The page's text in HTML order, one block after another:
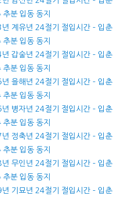
분 입동 동지
계유년 24절기 절입시간 – 입춘
분 입동 동지
갑술년 24절기 절입시간 – 입춘
분 입동 동지
을해년 24절기 절입시간 – 입춘
분 입동 동지
병자년 24절기 절입시간 – 입춘
분 입동 동지
정축년 24절기 절입시간 – 입춘
분 입동 동지
무인년 24절기 절입시간 – 입춘
분 입동 동지
기묘년 24절기 절입시간 – 입춘